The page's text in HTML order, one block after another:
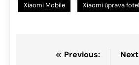
Xiaomi Mobile Xiaomi úprava
NavigacePrevious: